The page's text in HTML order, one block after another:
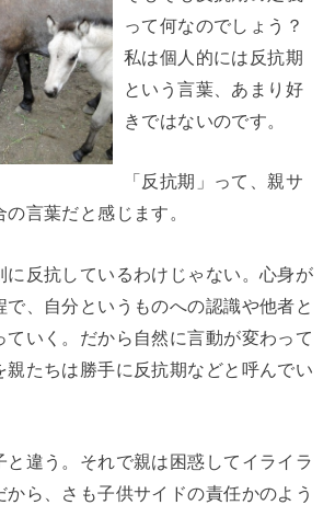
って何なのでしょう？
私は個人的には反抗期
という言葉、あまり好
きではないのです。
「反抗期」って、親サ
言葉だと感じます。
に反抗しているわけじゃない。心身が
で、自分というものへの認識や他者と
ていく。だから自然に言動が変わって
親たちは勝手に反抗期などと呼んでい
と違う。それで親は困惑してイライラ
から、さも子供サイドの責任かのよう